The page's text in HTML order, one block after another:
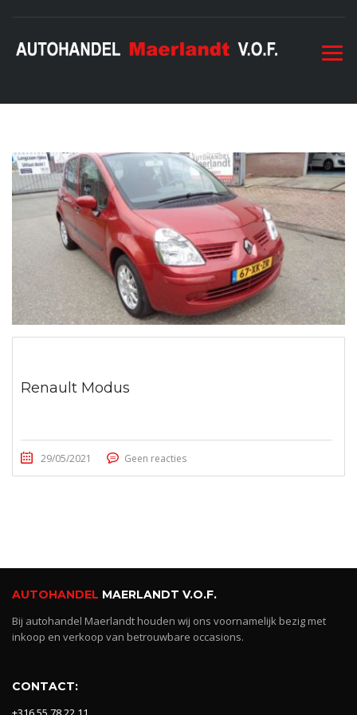
Renault Modus
29/05/2021 Geen reacties
AUTOHANDEL MAERLANDT V.O.F.
Bij autohandel Maerlandt houden wij ons voornamelijk bezig met
inkoop en verkoop van betrouwbare occasions.
CONTACT: